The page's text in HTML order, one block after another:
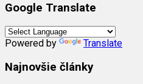
Google Translate
Powered by Translate
Najnovšie články